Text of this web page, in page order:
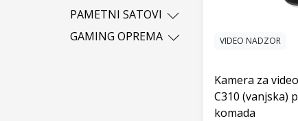
iPro
Nokia
Bluetooth slušalice
Power bank
PAMETNI SATOVI
Ostali brendovi
GAMING OPREMA
VIDEO NADZOR
Kamera za
C310 (vanjska)
komada